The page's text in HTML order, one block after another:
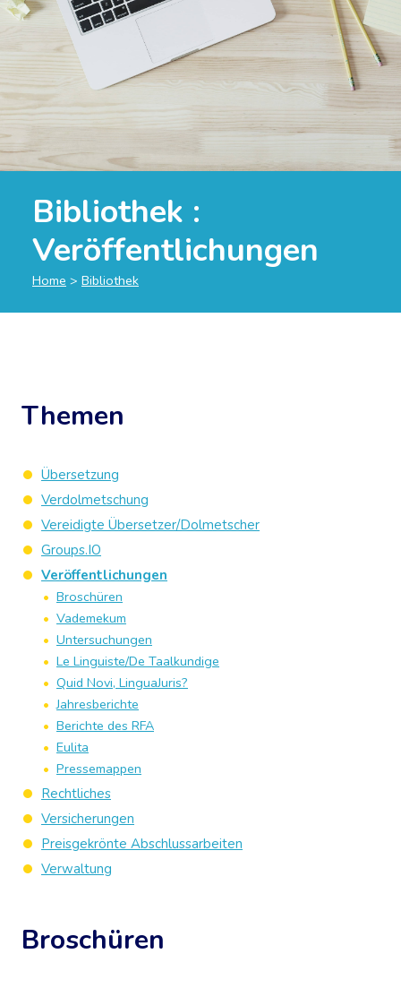
Bibliothek :
Veröffentlichungen
Home > Bibliothek
Broschüren
Themen
Übersetzung
Verdolmetschung
Vereidigte Übersetzer/Dolmetscher
Groups.IO
Veröffentlichungen
Broschüren
Vademekum
Untersuchungen
Le Linguiste/De Taalkundige
Quid Novi, LinguaJuris?
Jahresberichte
Berichte des RFA
Eulita
Pressemappen
Rechtliches
Versicherungen
Preisgekrönte Abschlussarbeiten
Verwaltung